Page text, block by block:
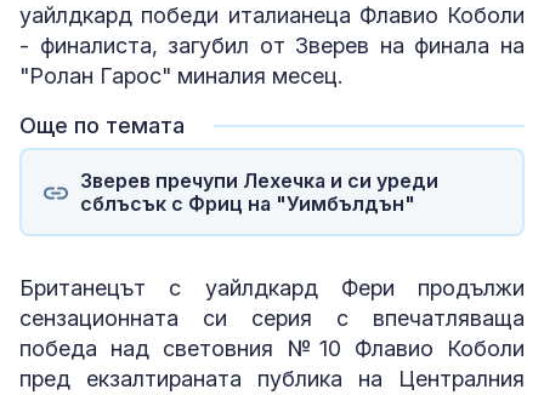
уайлдкард победи италианеца Флавио Коболи
- финалиста, загубил от Зверев на финала на
"Ролан Гарос" миналия месец.
Още по темата
Зверев пречупи Лехечка и си уреди
сблъсък с Фриц на "Уимбълдън"
Британецът с уайлдкард Фери продължи
сензационната си серия с впечатляваща
победа над световния №10 Флавио Коболи
пред екзалтираната публика на Централния